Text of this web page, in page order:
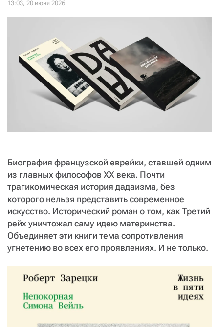
Биография французской еврейки, ставшей одним
из главных философов XX века. Почти
трагикомическая история дадаизма, без
которого нельзя представить современное
искусство. Исторический роман о том, как Третий
рейх уничтожал саму идею материнства.
Объединяет эти книги тема сопротивления
угнетению во всех его проявлениях. И не только.
Нажимая кнопку «Стать соучастником»,
ПОДЕЛИТЬСЯ С ДРУЗЬЯМИ
Если у вас есть вопросы, пишите donate@novayagazeta.ru
звоните:
+7 (929) 612-03-68